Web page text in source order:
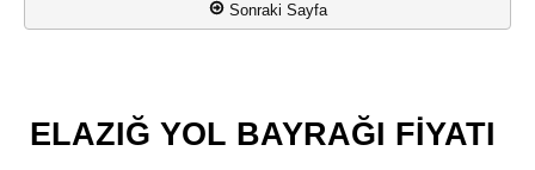
Sonraki Sayfa
ELAZIĞ YOL BAYRAĞI FİYATI